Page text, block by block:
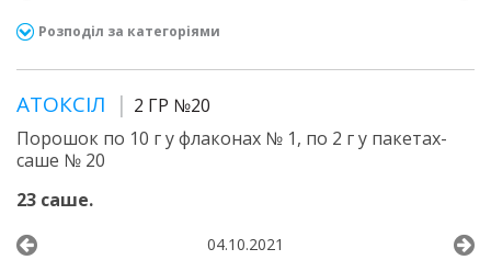
Розподіл за категоріями
АТОКСІЛ
2 ГР №20
Порошок по 10 г у флаконах № 1, по 2 г у пакетах-
саше № 20
23 саше.
04.10.2021